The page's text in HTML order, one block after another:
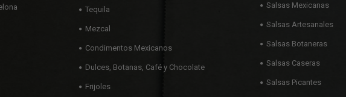
Tequila
Mezcal
Condimentos Mexicanos
Dulces, Botanas, Café y Chocolate
Frijoles
Salsas Mexicanas
Salsas Artesanales
Salsas Botaneras
Salsas Caseras
Salsas Picantes